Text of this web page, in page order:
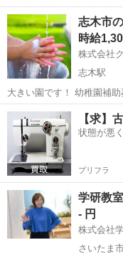
OK 予防に力を入れたい
TBI・染め出し・歯周基本
ト(一部あり)、シーラ...
アルバイト・パート
志木市
時給
株式会社
志木駅
大きい園です！ 幼稚園補
しています！ 週４～５日 ☆週５日であれば尚優遇 ・８：００
～１５：００休憩４５分
８：３０ （こ...
埼玉 志木市 志木駅
【求】
状態が悪
プリフラ
学研教
- 円
株式会社
さいたま